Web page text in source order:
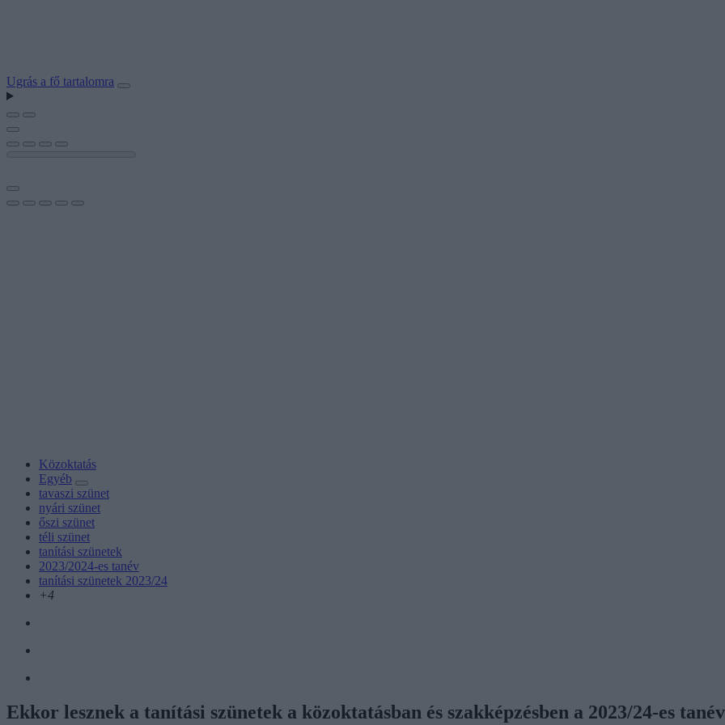
Ugrás a fő tartalomra
Közoktatás
Egyéb
tavaszi szünet
nyári szünet
őszi szünet
téli szünet
tanítási szünetek
2023/2024-es tanév
tanítási szünetek 2023/24
+4
Ekkor lesznek a tanítási szünetek a közoktatásban és szakképzésben a 2023/24-es